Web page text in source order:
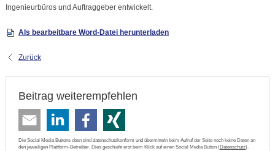
Ingenieurbüros und Auftraggeber entwickelt.
Als bearbeitbare Word-Datei herunterladen
Zurück
Beitrag weiterempfehlen
Die Social Media Buttons oben sind datenschutzkonform und übermitteln beim Aufruf der Seite noch keine Daten an
den jeweiligen Plattform-Betreiber. Dies geschieht erst beim Klick auf einen Social Media Button (Datenschutz).